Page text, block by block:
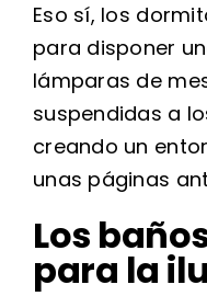
Eso sí, los
para disponer
lámparas de
suspendidas a
creando un
unas páginas
Los
para la